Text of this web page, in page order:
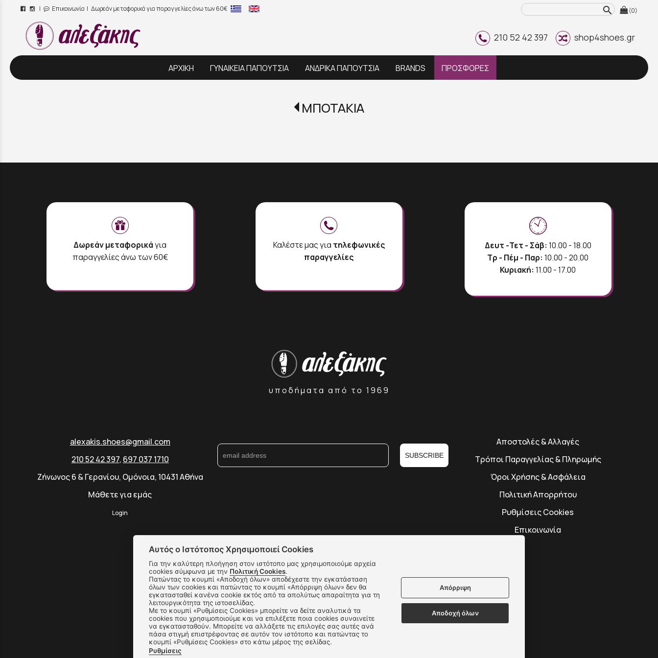
| Επικοινωνία | Δωρεάν μεταφορικά για παραγγελίες άνω των 60€ (0)
search
210 52 42 397 shop4shoes.gr
/
ΑΡΧΙΚΗ ΓΥΝΑΙΚΕΙΑ ΠΑΠΟΥΤΣΙΑ ΑΝΔΡΙΚΑ ΠΑΠΟΥΤΣΙΑ BRANDS ΠΡΟΣΦΟΡΕΣ
ΜΠΟΤΑΚΙΑ
Δωρεάν μεταφορικάγια
παραγγελίες άνω των 60€
Καλέστε μας για τηλεφωνικές
παραγγελίες
Δευτ -Τετ - Σάβ: 10.00 - 18.00
Τρ - Πέμ - Παρ: 10.00 - 20.00
Κυριακή: 11.00 - 17.00
υποδήματα από το 1969
alexakis.shoes@gmail.com
210 52 42 397, 697 037 1710
Ζήνωνος 6 & Γερανίου, Ομόνοια, 10431 Αθήνα
Μάθετε για εμάς
Login
SUBSCRIBE
Αποστολές & Αλλαγές
Τρόποι Παραγγελίας & Πληρωμής
Όροι Χρήσης & Ασφάλεια
Πολιτική Απορρήτου
Ρυθμίσεις Cookies
Επικοινωνία
Δεχόμαστε όλες τις πιστωτικές κάρτες:
Αυτός ο Ιστότοπος Χρησιμοποιεί Cookies
Για την καλύτερη πλοήγηση στον ιστότοπο μας χρησιμοποιούμε αρχεία
cookies σύμφωνα με την Πολιτική Cookies.
Πατώντας το κουμπί «Αποδοχή όλων» αποδέχεστε την εγκατάσταση
όλων των cookies και πατώντας το κουμπί «Απόρριψη όλων» δεν θα
εγκατασταθεί κανένα cookie εκτός από τα απολύτως απαραίτητα για τη
λειτουργικότητα της ιστοσελίδας.
Με το κουμπί «Ρυθμίσεις Cookies» μπορείτε να δείτε αναλυτικά τα
cookies που χρησιμοποιούμε και να επιλέξετε ποια cookies συναινείτε
να εγκατασταθούν. Μπορείτε να αλλάξετε τις επιλογές σας αυτές ανά
πάσα στιγμή επιστρέφοντας σε αυτόν τον ιστότοπο και πατώντας το
κουμπί «Ρυθμίσεις Cookies» στο κάτω μέρος της σελίδας.
Ρυθμίσεις
Απόρριψη
Αποδοχή όλων